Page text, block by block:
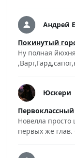
Андрей
Покинутый
Ну полная
Юскери
Новелла просто
первых же глав.